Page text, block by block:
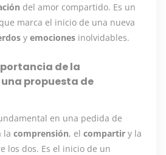
del amor compartido. Es un
marca el inicio de una nueva
y emociones inolvidables.
de la
propuesta de
en una pedida de
la comprensión, el compartir y la
los dos. Es el inicio de un